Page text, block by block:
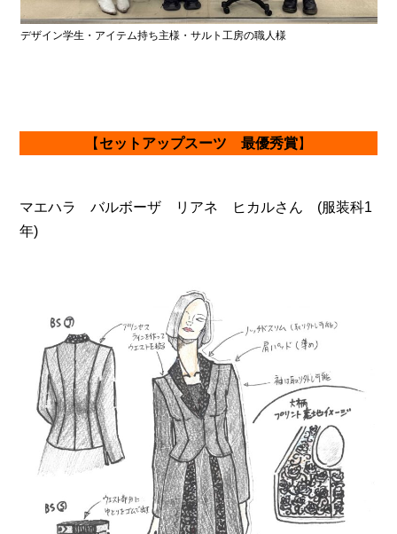
デザイン学生・アイテム持ち主様・サルト工房の職人様
【セットアップスーツ 最優秀賞】
マエハラ バルボーザ リアネ ヒカルさん (服装科1
年)